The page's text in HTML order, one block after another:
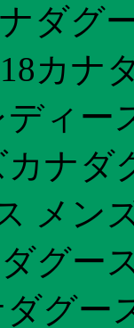
ダグ
カナ
ィー
ナダ
メン
グー
グー